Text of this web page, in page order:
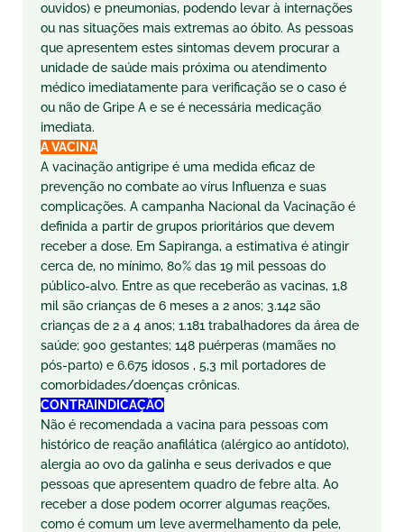
ouvidos) e pneumonias, podendo levar à internações
ou nas situações mais extremas ao óbito. As pessoas
que apresentem estes sintomas devem procurar a
unidade de saúde mais próxima ou atendimento
médico imediatamente para verificação se o caso é
ou não de Gripe A e se é necessária medicação
imediata.
A VACINA
A vacinação antigripe é uma medida eficaz de
prevenção no combate ao vírus Influenza e suas
complicações. A campanha Nacional da Vacinação é
definida a partir de grupos prioritários que devem
receber a dose. Em Sapiranga, a estimativa é atingir
cerca de, no mínimo, 80% das 19 mil pessoas do
público-alvo. Entre as que receberão as vacinas, 1,8
mil são crianças de 6 meses a 2 anos; 3.142 são
crianças de 2 a 4 anos; 1.181 trabalhadores da área de
saúde; 900 gestantes; 148 puérperas (mamães no
pós-parto) e 6.675 idosos , 5,3 mil portadores de
comorbidades/doenças crônicas.
CONTRAINDICAÇÃO
Não é recomendada a vacina para pessoas com
histórico de reação anafilática (alérgico ao antídoto),
alergia ao ovo da galinha e seus derivados e que
pessoas que apresentem quadro de febre alta. Ao
receber a dose podem ocorrer algumas reações,
como é comum um leve avermelhamento da pele,